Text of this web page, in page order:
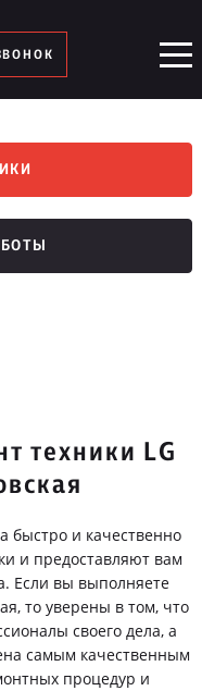
техники LG
быстро и качественно
и предоставляют вам
Если вы выполняете
то уверены в том, что
своего дела, а
самым качественным
процедур и